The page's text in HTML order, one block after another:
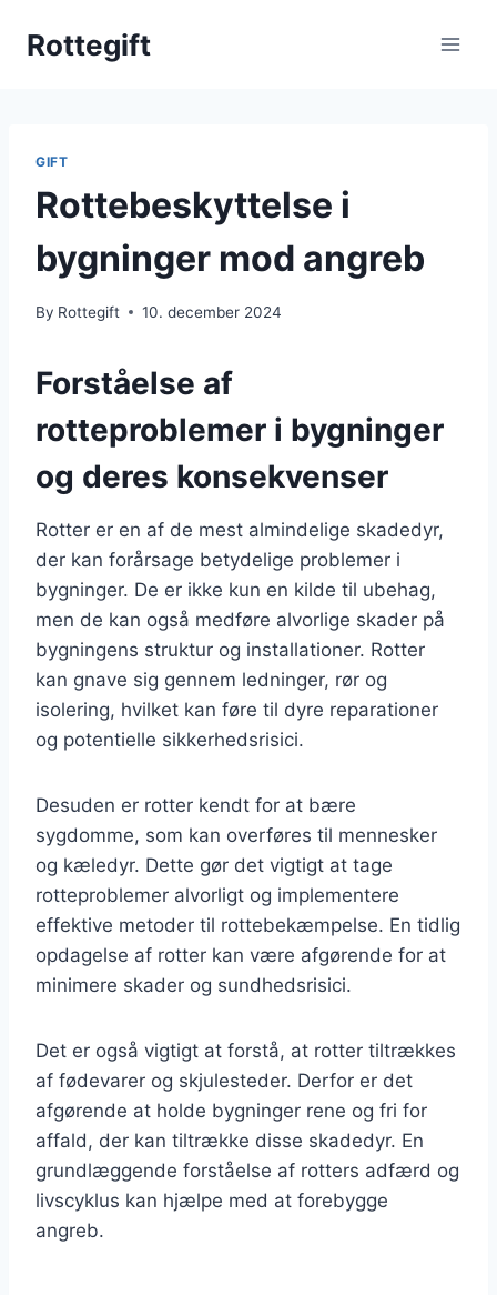
Rottegift
GIFT
Rottebeskyttelse i
bygninger mod angreb
By Rottegift 10. december 2024
Forståelse af
rotteproblemer i bygninger
og deres konsekvenser
Rotter er en af de mest almindelige skadedyr,
der kan forårsage betydelige problemer i
bygninger. De er ikke kun en kilde til ubehag,
men de kan også medføre alvorlige skader på
bygningens struktur og installationer. Rotter
kan gnave sig gennem ledninger, rør og
isolering, hvilket kan føre til dyre reparationer
og potentielle sikkerhedsrisici.
Desuden er rotter kendt for at bære
sygdomme, som kan overføres til mennesker
og kæledyr. Dette gør det vigtigt at tage
rotteproblemer alvorligt og implementere
effektive metoder til rottebekæmpelse. En tidlig
opdagelse af rotter kan være afgørende for at
minimere skader og sundhedsrisici.
Det er også vigtigt at forstå, at rotter tiltrækkes
af fødevarer og skjulesteder. Derfor er det
afgørende at holde bygninger rene og fri for
affald, der kan tiltrække disse skadedyr. En
grundlæggende forståelse af rotters adfærd og
livscyklus kan hjælpe med at forebygge
angreb.